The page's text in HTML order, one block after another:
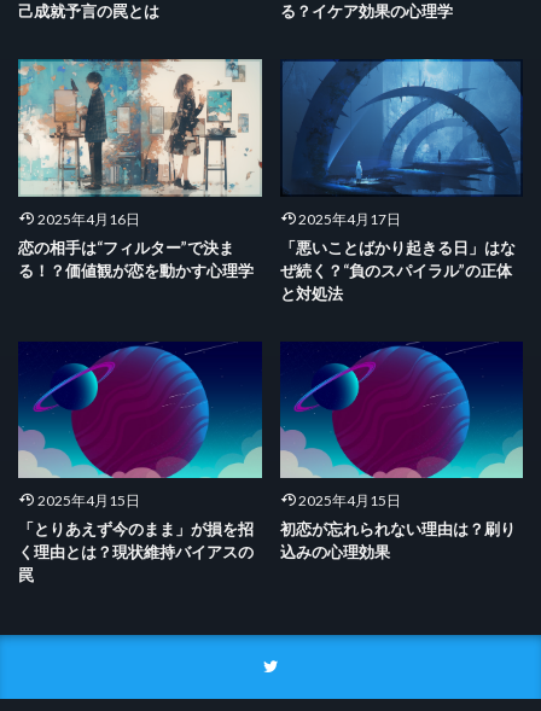
己成就予言の罠とは
る？イケア効果の心理学
2025年4月16日
恋の相手は“フィルター”で決ま
る！？価値観が恋を動かす心理学
2025年4月17日
「悪いことばかり起きる日」はな
ぜ続く？“負のスパイラル”の正体
と対処法
2025年4月15日
「とりあえず今のまま」が損を招
く理由とは？現状維持バイアスの
罠
2025年4月15日
初恋が忘れられない理由は？刷り
込みの心理効果